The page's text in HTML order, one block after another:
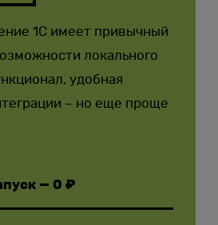
1С имеет привычный
локального
удобная
– но еще проще
— 0 ₽